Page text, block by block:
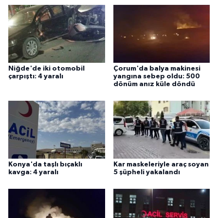
Niğde'de iki otomobil
çarpıştı: 4 yaralı
Çorum'da balya makinesi
yangına sebep oldu: 500
dönüm anız küle döndü
Konya'da taşlı bıçaklı
kavga: 4 yaralı
Kar maskeleriyle araç soyan
5 şüpheli yakalandı